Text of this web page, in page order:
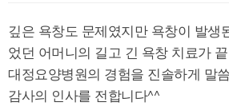
깊은 욕창도 문제였지만 욕창이 발생
었던 어머니의 길고 긴 욕창 치료가
대정요양병원의 경험을 진솔하게 말
감사의 인사를 전합니다^^